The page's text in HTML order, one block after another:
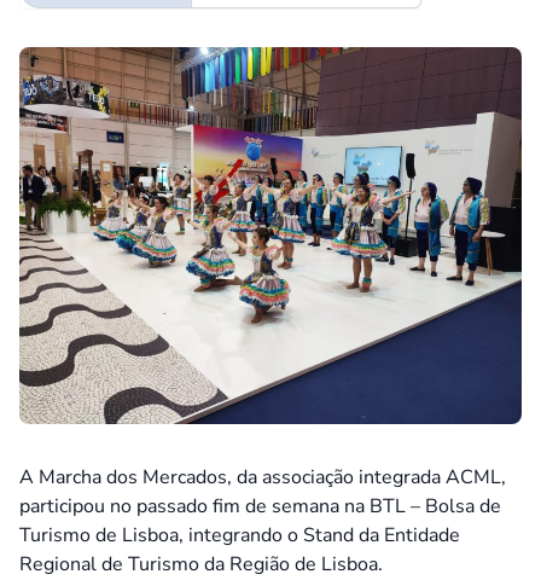
A Marcha dos Mercados, da associação integrada ACML,
participou no passado fim de semana na BTL – Bolsa de
Turismo de Lisboa, integrando o Stand da Entidade
Regional de Turismo da Região de Lisboa.